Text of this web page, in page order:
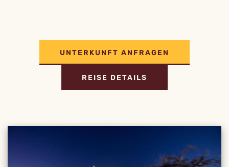
UNTERKUNFT ANFRAGEN
REISE DETAILS